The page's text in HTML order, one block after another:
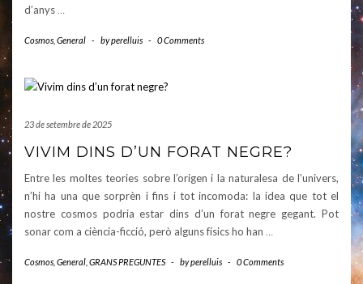
d’anys …
Cosmos General - byperelluis - 0 Comments
23 de setembre de 2025
VIVIM DINS D’UN FORAT NEGRE?
Entre les moltes teories sobre l’origen i la naturalesa de l’univers,
n’hi ha una que sorprèn i fins i tot incomoda: la idea que tot el
nostre cosmos podria estar dins d’un forat negre gegant. Pot
sonar com a ciència-ficció, però alguns físics ho han …
Cosmos General GRANS PREGUNTES - byperelluis - 0 Comments